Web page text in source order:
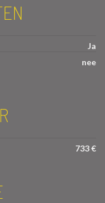
Ja
nee
733 €